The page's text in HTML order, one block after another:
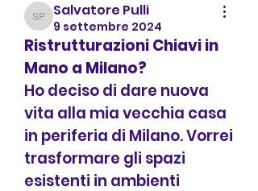
Salvatore Pulli
Salvatore Pulli
9 settembre 2024
Ristrutturazioni Chiavi in
Mano a Milano?
Ho deciso di dare nuova
vita alla mia vecchia casa
in periferia di Milano. Vorrei
trasformare gli spazi
esistenti in ambienti